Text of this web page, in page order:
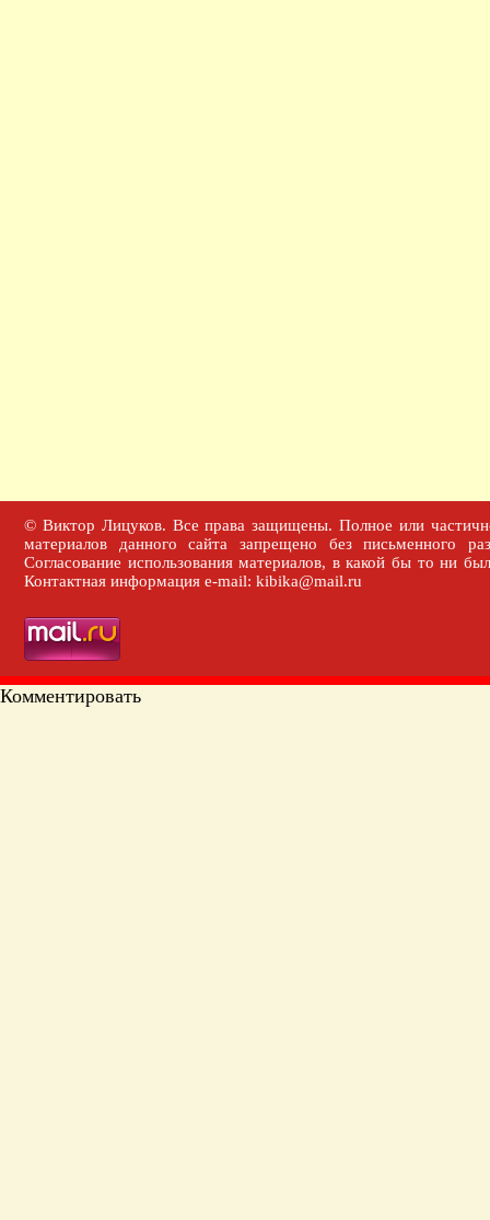
© Виктор Лицуков. Все права защищены. Полное или
материалов данного сайта запрещено без письменного
Согласование использования материалов, в какой бы то ни
Контактная информация e-mail: kibika@mail.ru
Комментировать